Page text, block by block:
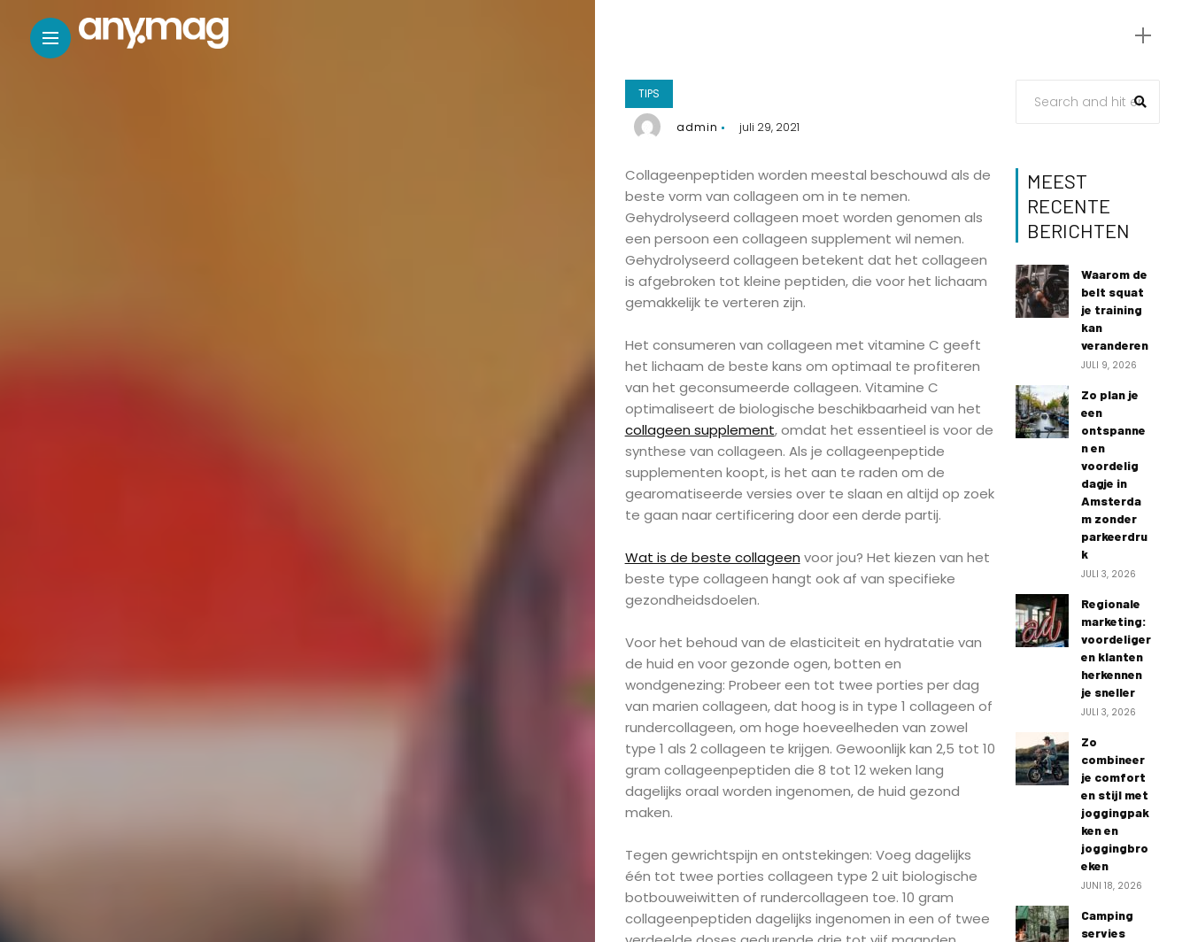
TIPS
admin juli 29, 2021
Collageenpeptiden worden meestal beschouwd als de
beste vorm van collageen om in te nemen.
Gehydrolyseerd collageen moet worden genomen als
een persoon een collageen supplement wil nemen.
Gehydrolyseerd collageen betekent dat het collageen
is afgebroken tot kleine peptiden, die voor het lichaam
gemakkelijk te verteren zijn.
Het consumeren van collageen met vitamine C geeft
het lichaam de beste kans om optimaal te profiteren
van het geconsumeerde collageen. Vitamine C
optimaliseert de biologische beschikbaarheid van het
collageen supplement, omdat het essentieel is voor de
synthese van collageen. Als je collageenpeptide
supplementen koopt, is het aan te raden om de
gearomatiseerde versies over te slaan en altijd op zoek
te gaan naar certificering door een derde partij.
Wat is de beste collageen voor jou? Het kiezen van het
beste type collageen hangt ook af van specifieke
gezondheidsdoelen.
Voor het behoud van de elasticiteit en hydratatie van
de huid en voor gezonde ogen, botten en
wondgenezing: Probeer een tot twee porties per dag
van marien collageen, dat hoog is in type 1 collageen of
rundercollageen, om hoge hoeveelheden van zowel
type 1 als 2 collageen te krijgen. Gewoonlijk kan 2,5 tot 10
gram collageenpeptiden die 8 tot 12 weken lang
dagelijks oraal worden ingenomen, de huid gezond
maken.
Tegen gewrichtspijn en ontstekingen: Voeg dagelijks
één tot twee porties collageen type 2 uit biologische
botbouweiwitten of rundercollageen toe. 10 gram
collageenpeptiden dagelijks ingenomen in een of twee
MEEST
RECENTE
BERICHTEN
Waarom de
belt squat
je training
kan
veranderen
JULI 9, 2026
Zo plan je
een
ontspanne
n en
voordelig
dagje in
Amsterda
m zonder
parkeerdru
k
JULI 3, 2026
Regionale
marketing:
voordeliger
en klanten
herkennen
je sneller
JULI 3, 2026
Zo
combineer
je comfort
en stijl met
joggingpak
ken en
joggingbro
eken
JUNI 18, 2026
Camping
servies